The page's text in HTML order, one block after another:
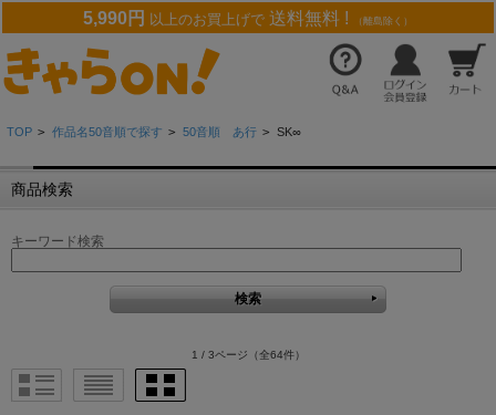
5,990円 以上のお買上げで 送料無料 ! （離島除く）
TOP > 作品名50音順で探す > 50音順 あ行 > SK∞
商品検索
キーワード検索
1 / 3ページ （全64件）